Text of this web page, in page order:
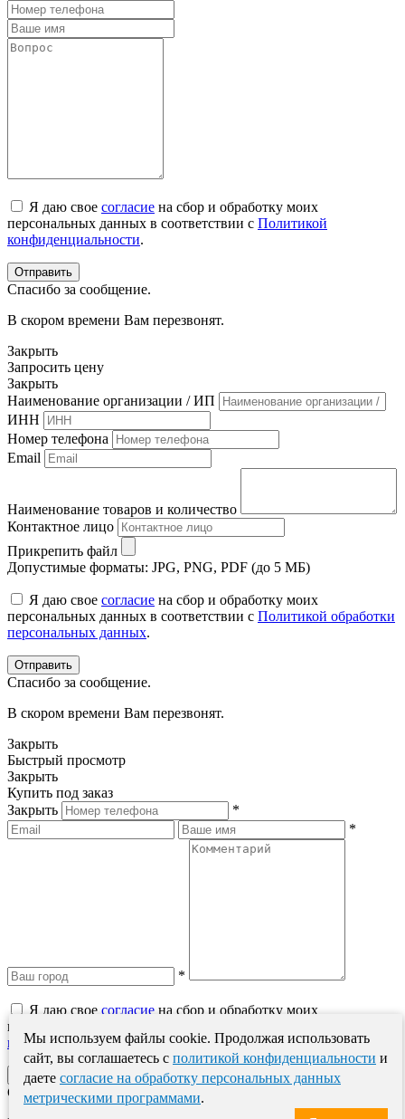
Мы используем файлы cookie. Продолжая использовать
сайт, вы соглашаетесь с политикой конфиденциальности и
даете согласие на обработку персональных данных
метрическими программами.
Я даю свое согласие на сбор и обработку моих
персональных данных в соответствии с Политикой
конфиденциальности.
Спасибо за сообщение.
В скором времени Вам перезвонят.
Закрыть
Запросить цену
Закрыть
Наименование организации / ИП
ИНН
Номер телефона
Email
Наименование товаров и количество
Контактное лицо
Прикрепить файл
Допустимые форматы: JPG, PNG, PDF (до 5 МБ)
Я даю свое согласие на сбор и обработку моих
персональных данных в соответствии с Политикой обработки
персональных данных.
Спасибо за сообщение.
В скором времени Вам перезвонят.
Закрыть
Быстрый просмотр
Закрыть
Купить под заказ
Закрыть
*
*
*
Я даю своесогласиена сбор и обработку моих
персональных данных в соответствии с
персональных данных.
Спасибо за сообщение.